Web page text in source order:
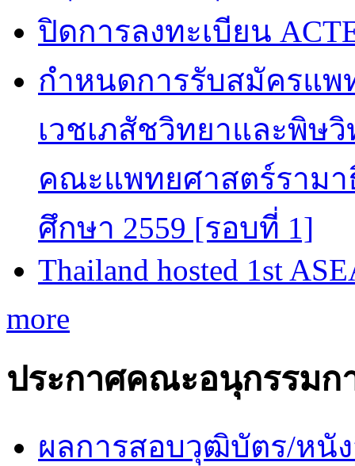
ปิดการลงทะเบียน
กำหนดการรับสมัครแพ
เวชเภสัชวิทยาและพิษวิ
คณะแพทยศาสตร์รามา
ศึกษา 2559 [รอบที่ 1]
Thailand hosted 1st
more
ประกาศคณะอนุกรรมก
ผลการสอบวุฒิบัตร/หนั